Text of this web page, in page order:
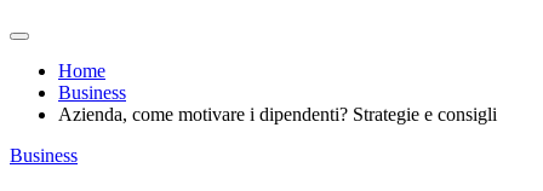
Home
Business
Azienda, come motivare i dipendenti? Strategie e consigli
Business